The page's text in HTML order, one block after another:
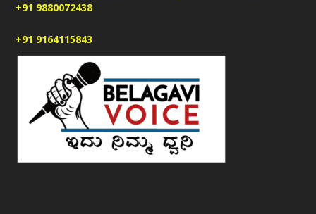
+91 9880072438
+91 9164115843